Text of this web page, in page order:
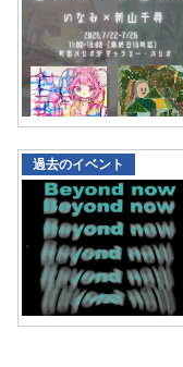
過去のイベント